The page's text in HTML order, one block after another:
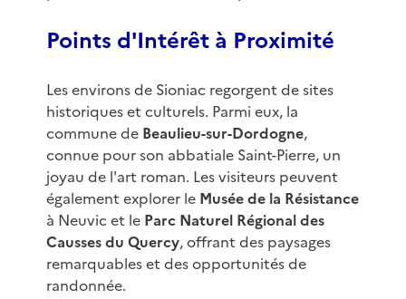
Points d'Intérêt à Proximité
Les environs de Sioniac regorgent de sites
historiques et culturels. Parmi eux, la
commune de Beaulieu-sur-Dordogne,
connue pour son abbatiale Saint-Pierre, un
joyau de l'art roman. Les visiteurs peuvent
également explorer le Musée de la Résistance
à Neuvic et le Parc Naturel Régional des
Causses du Quercy, offrant des paysages
remarquables et des opportunités de
randonnée.